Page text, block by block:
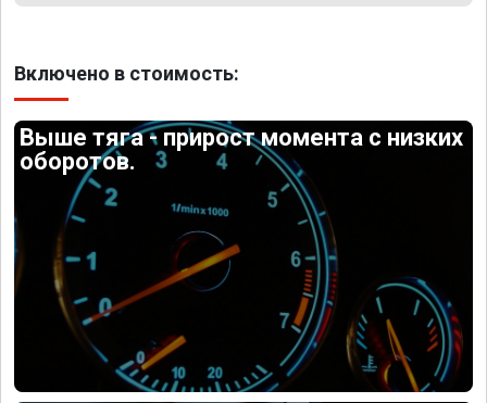
Включено в стоимость:
Выше тяга - прирост момента с низких
оборотов.